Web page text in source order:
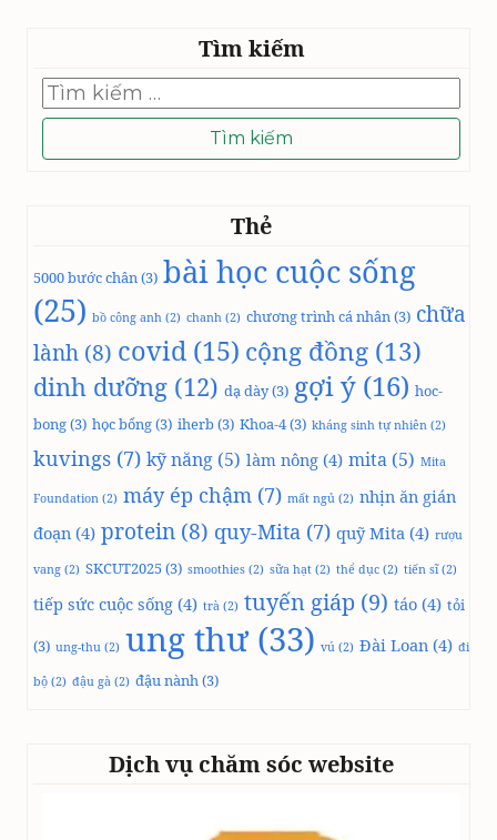
Tìm kiếm
Tìm
kiếm
cho:
Thẻ
5000 bước chân(3) bài học cuộc sống
(25) bồ công anh (2) chanh (2) chương trình cá nhân(3) chữa
lành (8) covid (15) cộng đồng (13)
dinh dưỡng (12) dạ dày(3) gợi ý (16) hoc-
bong(3) học bổng(3) iherb(3) Khoa-4(3) kháng sinh tự nhiên (2)
kuvings (7) kỹ năng (5) làm nông (4) mita (5) Mita
Foundation (2) máy ép chậm (7) mất ngủ (2) nhịn ăn gián
đoạn (4) protein (8) quy-Mita (7) quỹ Mita (4) rượu
vang (2) SKCUT2025(3) smoothies (2) sữa hạt (2) thể dục (2) tiến sĩ(2)
tiếp sức cuộc sống (4) trà (2) tuyến giáp (9) táo (4) tỏi
(3) ung-thu (2) ung thư(33) vú (2) Đài Loan (4) đi
bộ (2) đậu gà (2) đậu nành(3)
Dịch vụ chăm sóc website